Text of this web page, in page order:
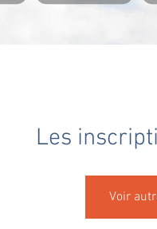
Les
Voir